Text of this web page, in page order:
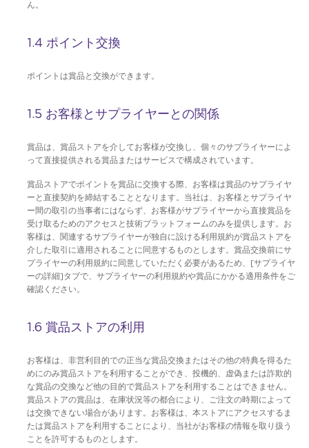
ん。
1.4 ポイント交換
ポイントは賞品と交換ができます。
1.5 お客様とサプライヤーとの関係
賞品は、賞品ストアを介してお客様が交換し、個々のサプライヤーによ
って直接提供される賞品またはサービスで構成されています。
賞品ストアでポイントを賞品に交換する際、お客様は賞品のサプライヤ
ーと直接契約を締結することとなります。当社は、お客様とサプライヤ
ー間の取引の当事者にはならず、お客様がサプライヤーから直接賞品を
受け取るためのアクセスと技術プラットフォームのみを提供します。お
客様は、関連するサプライヤーが独自に設ける利用規約が賞品ストアを
介した取引に適用されることに同意するものとします。賞品交換前にサ
プライヤーの利用規約に同意していただく必要があるため、[サプライヤ
ーの詳細]タブで、サプライヤーの利用規約や賞品にかかる適用条件をご
確認ください。
1.6 賞品ストアの利用
お客様は、非営利目的での正当な賞品交換またはその他の特典を得るた
めにのみ賞品ストアを利用することができ、投機的、虚偽または詐欺的
な賞品の交換など他の目的で賞品ストアを利用することはできません。
賞品ストアの賞品は、在庫状況等の都合により、ご注文の時期によって
は交換できない場合があります。お客様は、本ストアにアクセスするま
たは賞品ストアを利用することにより、当社がお客様の情報を取り扱う
ことを許可するものとします。